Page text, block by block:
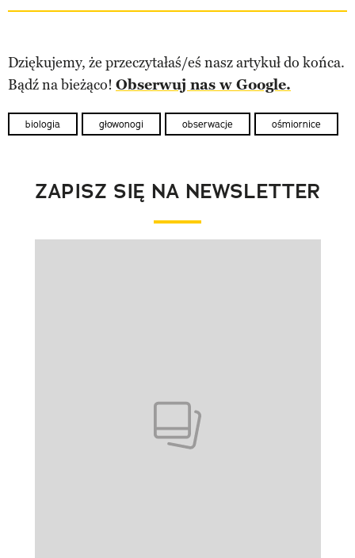
Dziękujemy, że przeczytałaś/eś nasz artykuł do końca.
Bądź na bieżąco! Obserwuj nas w Google.
biologia głowonogi obserwacje ośmiornice
ZAPISZ SIĘ NA NEWSLETTER